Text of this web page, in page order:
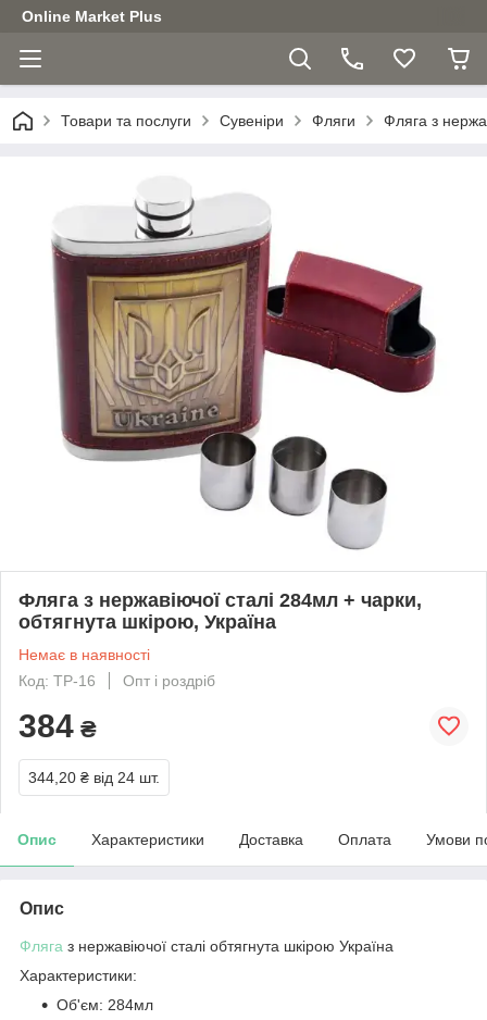
Online Market Plus
Товари та послуги Сувеніри Фляги Фляга з
Фляга з нержавіючої сталі 284мл + чарки,
обтягнута шкірою, Україна
Немає в наявності
Код: TP-16
Опт і роздріб
384 ₴
344,20 ₴ від 24 шт.
Опис Характеристики Доставка Оплата Умови
Опис
Фляга з нержавіючої сталі обтягнута шкірою Україна
Характеристики:
Об'єм: 284мл